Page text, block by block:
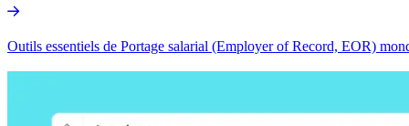
Outils essentiels de Portage salarial (Employer of Record, EOR)